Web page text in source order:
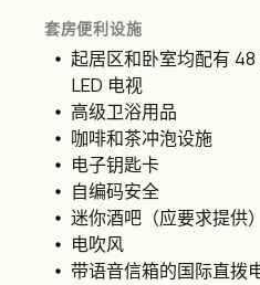
套房便利设施
起居区和卧室均配有 48
LED 电视
高级卫浴用品
咖啡和茶冲泡设施
电子钥匙卡
自编码安全
迷你酒吧（应要求提供）
电吹风
带语音信箱的国际直拨